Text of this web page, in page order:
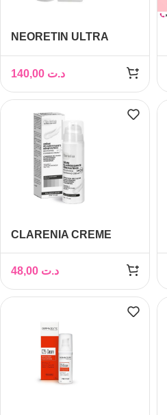
NEORETIN ULTRA
DEPIGMENTANTE 30ML
د.ت
CLARENIA CREME
RENOVATRICE SPF20
50ML
د.ت